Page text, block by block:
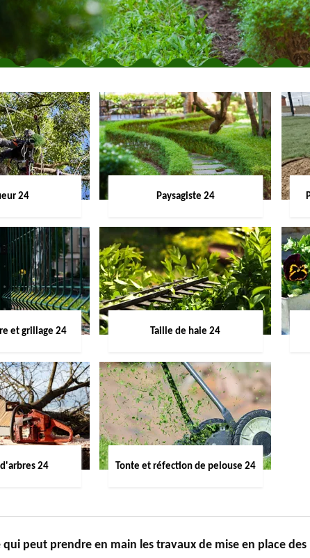
24 Paysagiste 24
et grillage 24 Taille de haie 24
24 Tonte et réfection de pelouse 24
qui peut prendre en main les travaux de mise en place